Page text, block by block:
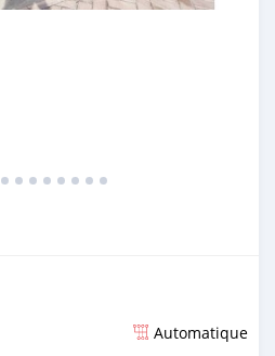
Automatique